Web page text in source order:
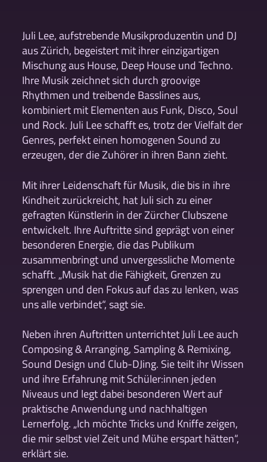
Juli Lee, aufstrebende Musikproduzentin und DJ
aus Zürich, begeistert mit ihrer einzigartigen
Mischung aus House, Deep House und Techno.
Ihre Musik zeichnet sich durch groovige
Rhythmen und treibende Basslines aus,
kombiniert mit Elementen aus Funk, Disco, Soul
und Rock. Juli Lee schafft es, trotz der Vielfalt der
Genres, perfekt einen homogenen Sound zu
erzeugen, der die Zuhörer in ihren Bann zieht.
Mit ihrer Leidenschaft für Musik, die bis in ihre
Kindheit zurückreicht, hat Juli sich zu einer
gefragten Künstlerin in der Zürcher Clubszene
entwickelt. Ihre Auftritte sind geprägt von einer
besonderen Energie, die das Publikum
zusammenbringt und unvergessliche Momente
schafft. „Musik hat die Fähigkeit, Grenzen zu
sprengen und den Fokus auf das zu lenken, was
uns alle verbindet“, sagt sie.
Neben ihren Auftritten unterrichtet Juli Lee auch
Composing & Arranging, Sampling & Remixing,
Sound Design und Club-DJing. Sie teilt ihr Wissen
und ihre Erfahrung mit Schüler:innen jeden
Niveaus und legt dabei besonderen Wert auf
praktische Anwendung und nachhaltigen
Lernerfolg. „Ich möchte Tricks und Kniffe zeigen,
die mir selbst viel Zeit und Mühe erspart hätten“,
erklärt sie.